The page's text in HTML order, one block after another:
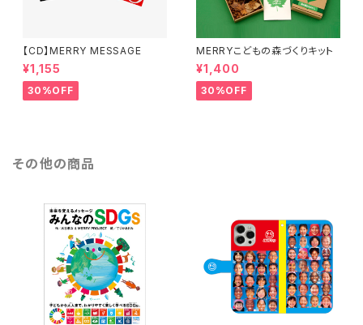
【CD】MERRY MESSAGE
¥1,155
30%OFF
MERRYこどもの森づくりキット
¥1,400
30%OFF
その他の商品